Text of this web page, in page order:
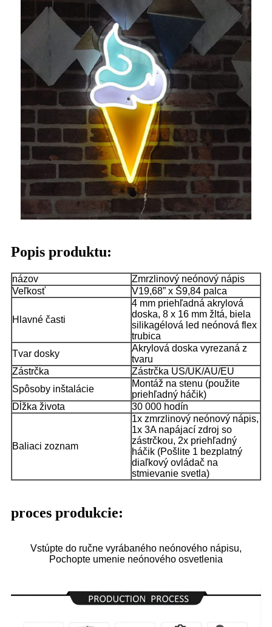
Popis produktu:
názov
Zmrzlinový neónový nápis
Veľkosť
V19,68” x Š9,84 palca
Hlavné časti
4 mm priehľadná akrylová
doska, 8 x 16 mm žltá, biela
silikagélová led neónová flex
trubica
Tvar dosky
Akrylová doska vyrezaná z
tvaru
Zástrčka
Zástrčka US/UK/AU/EU
Spôsoby inštalácie
Montáž na stenu (použite
priehľadný háčik)
Dĺžka života
30 000 hodín
Baliaci zoznam
1x zmrzlinový neónový nápis,
1x 3A napájací zdroj so
zástrčkou, 2x priehľadný
háčik (Pošlite 1 bezplatný
diaľkový ovládač na
stmievanie svetla)
proces produkcie:
Vstúpte do ručne vyrábaného neónového nápisu,
Pochopte umenie neónového osvetlenia